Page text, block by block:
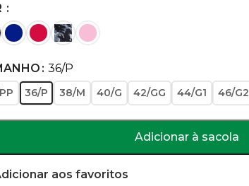
36/P
36/P 38/M 40/G 42/GG 44/G1 46/G2
Adicionar à sacola
aos favoritos